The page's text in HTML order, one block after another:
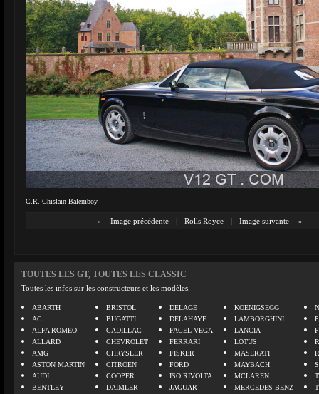
C.R. Ghislain Balemboy
« Image précédente | Rolls Royce | Image suivante »
TOUTES LES GT, TOUTES LES CLASSIC
Toutes les infos sur les constructeurs et les modèles.
ABARTH
AC
ALFA ROMEO
ALLARD
AMG
ASTON MARTIN
AUDI
BENTLEY
BRISTOL
BUGATTI
CADILLAC
CHEVROLET
CHRYSLER
CITROEN
COOPER
DAIMLER
DELAGE
DELAHAYE
FACEL VEGA
FERRARI
FISKER
FORD
ISO RIVOLTA
JAGUAR
KOENIGSEGG
LAMBORGHINI
LANCIA
LOTUS
MASERATI
MAYBACH
MCLAREN
MERCEDES BENZ